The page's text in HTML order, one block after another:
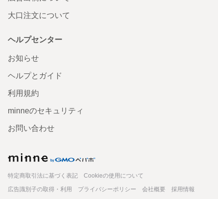
大口注文について
ヘルプセンター
お知らせ
ヘルプとガイド
利用規約
minneのセキュリティ
お問い合わせ
特定商取引法に基づく表記
Cookieの使用について
広告識別子の取得・利用
プライバシーポリシー 会社概要
採用情報